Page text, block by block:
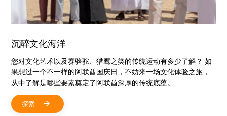
沉醉文化海洋
您对文化艺术以及赛骆驼、猎鹰之类的传统运动有多少了解？ 如
果想过一个不一样的阿联酋国庆日，不妨来一场文化体验之旅，
从中了解是哪些要素奠定了阿联酋深厚的传统底蕴。
探索